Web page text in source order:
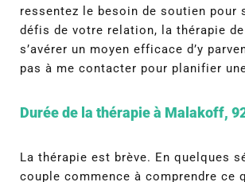
ressentez le besoin de soutien pour
défis de votre relation, la thérapie
s’avérer un moyen efficace d’y
pas à me contacter pour planifier
Durée de la thérapie à Malakoff,
La thérapie est brève. En quelques
couple commence à comprendre ce